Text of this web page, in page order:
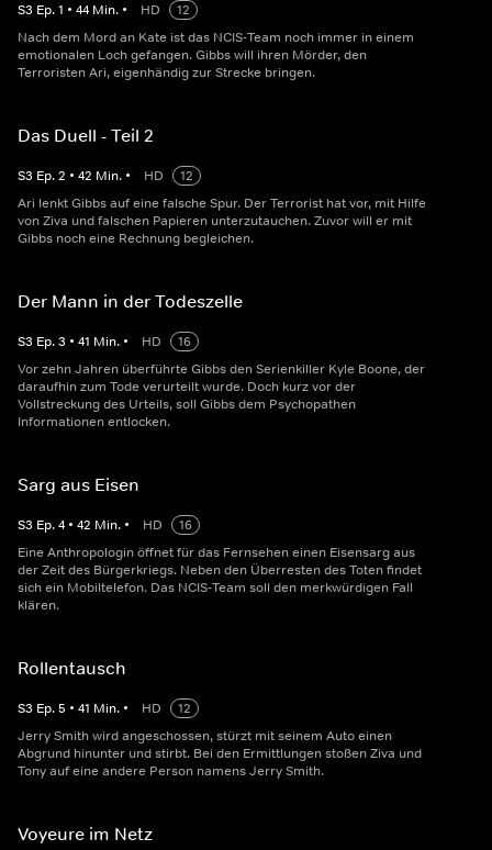
S3 Ep.1 • 44 Min. • HD
12
Nach dem Mord an Kate ist das NCIS-Team noch immer in einem
emotionalen Loch gefangen. Gibbs will ihren Mörder, den
Terroristen Ari, eigenhändig zur Strecke bringen.
Das Duell - Teil 2
S3 Ep.2 • 42 Min. • HD
12
Ari lenkt Gibbs auf eine falsche Spur. Der Terrorist hat vor, mit Hilfe
von Ziva und falschen Papieren unterzutauchen. Zuvor will er mit
Gibbs noch eine Rechnung begleichen.
Der Mann in der Todeszelle
S3 Ep.3 • 41 Min. • HD
16
Vor zehn Jahren überführte Gibbs den Serienkiller Kyle Boone, der
daraufhin zum Tode verurteilt wurde. Doch kurz vor der
Vollstreckung des Urteils, soll Gibbs dem Psychopathen
Informationen entlocken.
Sarg aus Eisen
S3 Ep.4 • 42 Min. • HD
16
Eine Anthropologin öffnet für das Fernsehen einen Eisensarg aus
der Zeit des Bürgerkriegs. Neben den Überresten des Toten findet
sich ein Mobiltelefon. Das NCIS-Team soll den merkwürdigen Fall
klären.
Rollentausch
S3 Ep.5 • 41 Min. • HD
12
Jerry Smith wird angeschossen, stürzt mit seinem Auto einen
Abgrund hinunter und stirbt. Bei den Ermittlungen stoßen Ziva und
Tony auf eine andere Person namens Jerry Smith.
Voyeure im Netz